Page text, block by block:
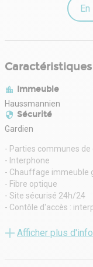
Caractéristiques
Immeuble
Haussmannien
Sécurité
Gardien
- Parties communes de
- Interphone
- Chauffage immeuble
- Fibre optique
- Site sécurisé 24h/24
- Contôle d'accès :
- Ascenseur
Afficher plus